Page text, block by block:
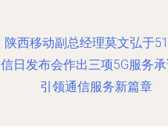
陕西移动副总经理莫文弘于
信日发布会作出三项5G服务承
引领通信服务新篇章